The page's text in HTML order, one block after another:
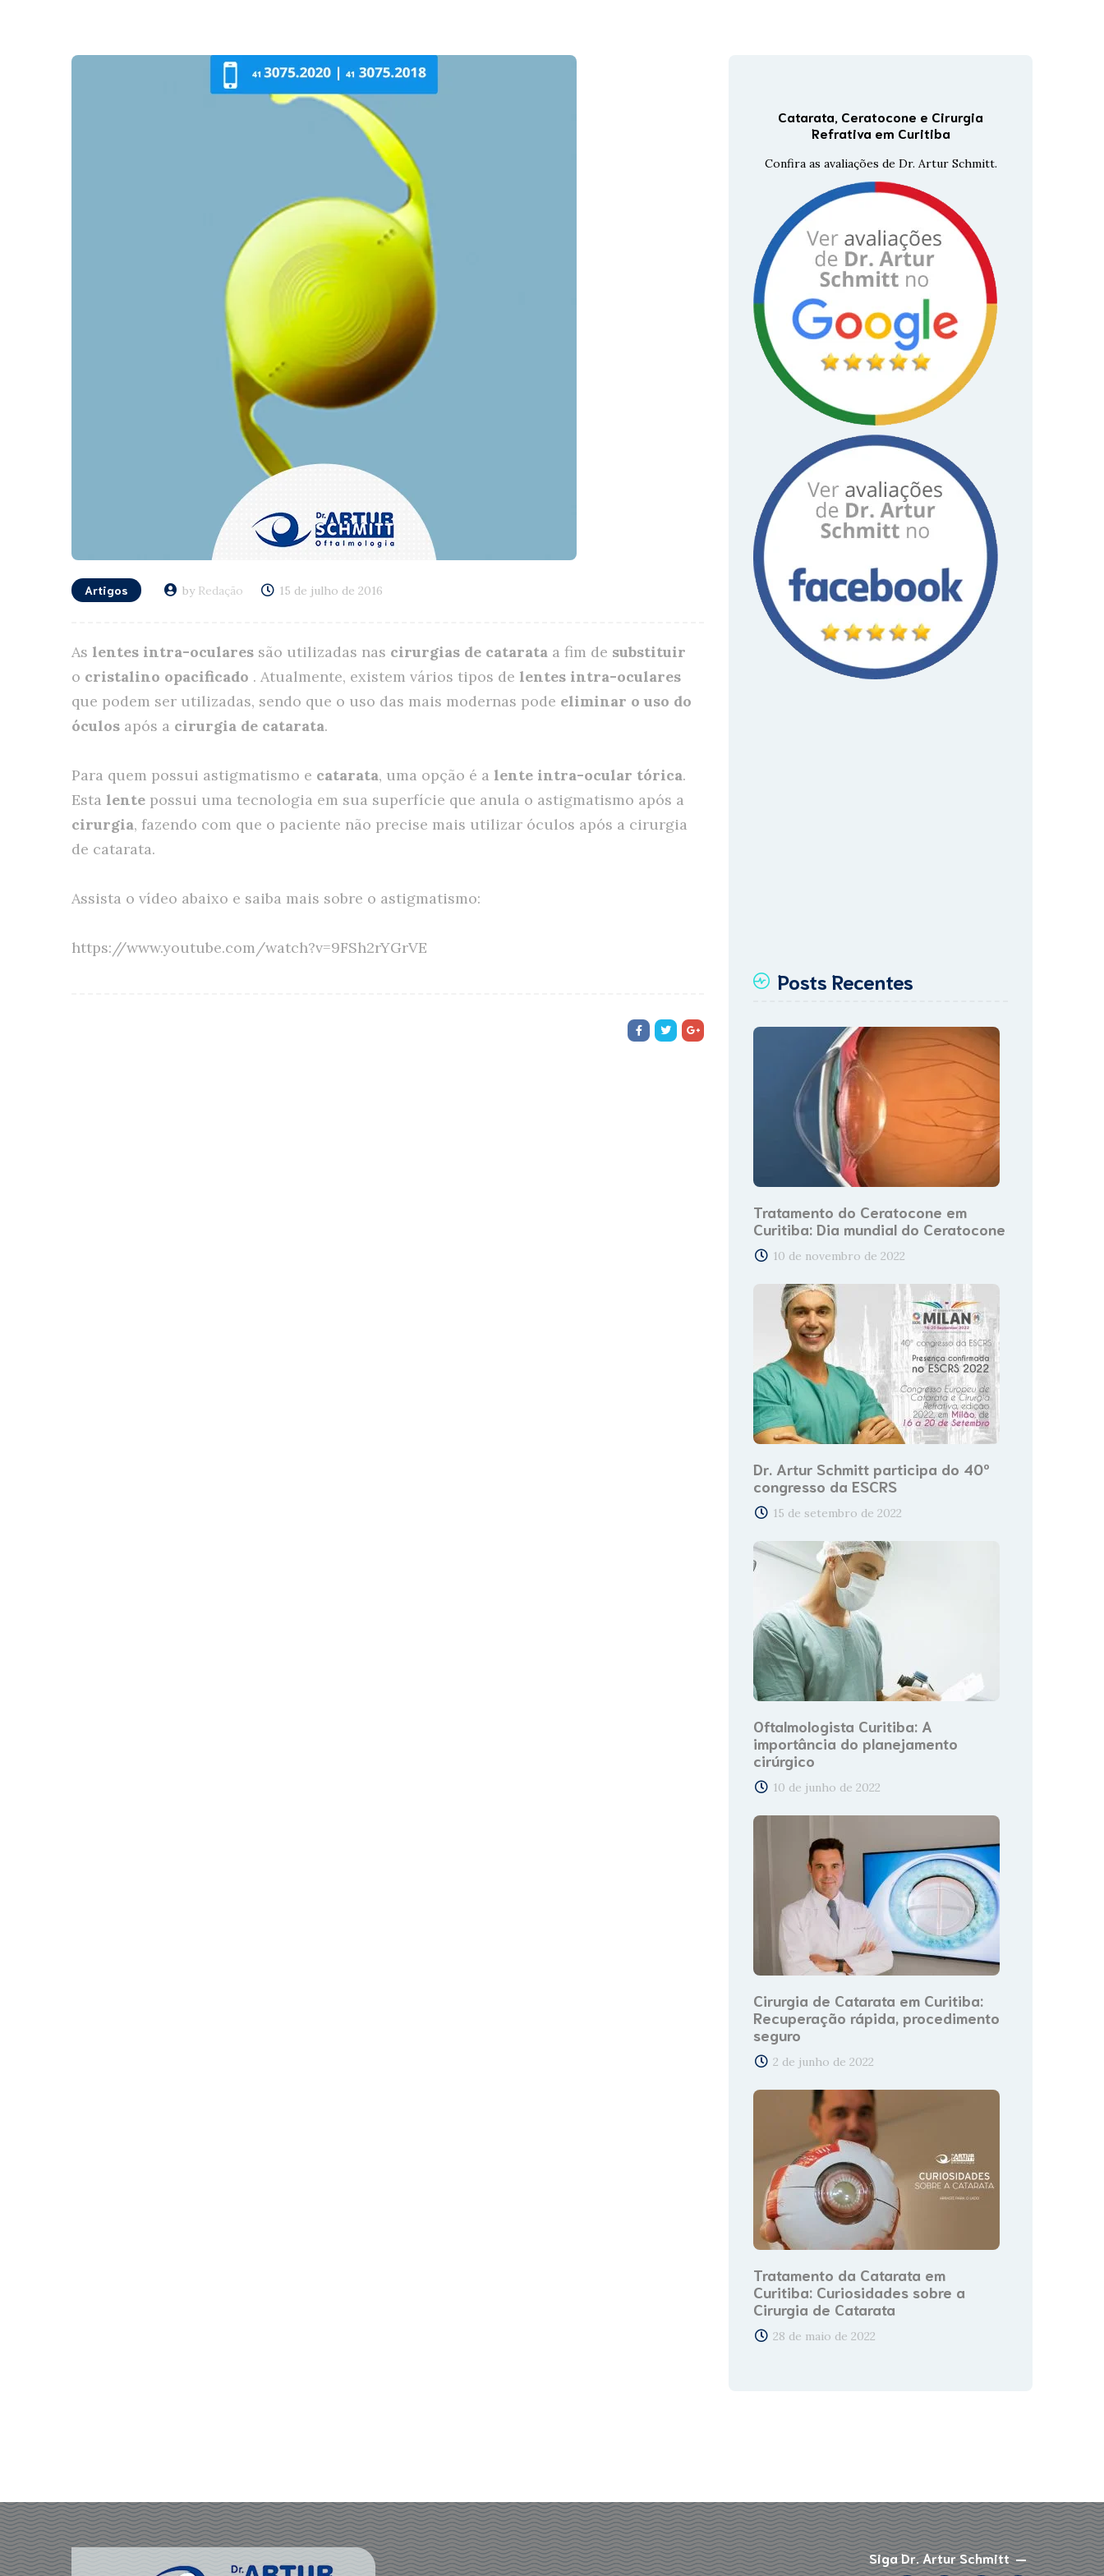
Topografia De Córnea
Artigos by Redação 15 de julho de 2016
As lentes intra-oculares são utilizadas nas cirurgias de catarata a fim de substituir
o cristalino opacificado . Atualmente, existem vários tipos de lentes intra-oculares
que podem ser utilizadas, sendo que o uso das mais modernas pode eliminar o uso do
óculos após a cirurgia de catarata.
Para quem possui astigmatismo e catarata, uma opção é a lente intra-ocular tórica.
Esta lente possui uma tecnologia em sua superfície que anula o astigmatismo após a
cirurgia, fazendo com que o paciente não precise mais utilizar óculos após a cirurgia
de catarata.
Assista o vídeo abaixo e saiba mais sobre o astigmatismo:
https://www.youtube.com/watch?v=9FSh2rYGrVE
Catarata, Ceratocone e Cirurgia
Refrativa em Curitiba
Confira as avaliações de Dr. Artur Schmitt.
Posts Recentes
Tratamento do Ceratocone em
Curitiba: Dia mundial do Ceratocone
10 de novembro de 2022
Dr. Artur Schmitt participa do 40º
congresso da ESCRS
15 de setembro de 2022
Oftalmologista Curitiba: A
importância do planejamento
cirúrgico
10 de junho de 2022
Cirurgia de Catarata em Curitiba:
Recuperação rápida, procedimento
seguro
2 de junho de 2022
Tratamento da Catarata em
Curitiba: Curiosidades sobre a
Cirurgia de Catarata
28 de maio de 2022
Siga Dr. Artur Schmitt